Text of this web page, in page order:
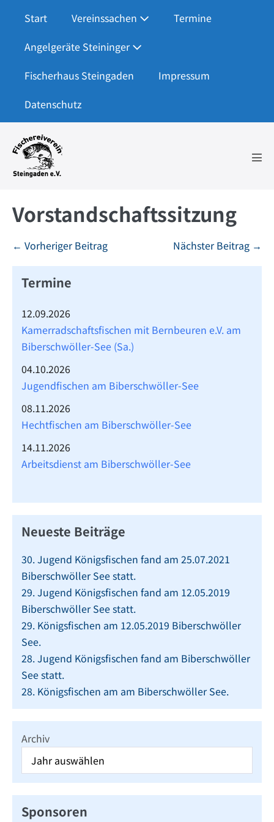
Inhalt
springen
Start Vereinssachen
Termine
Angelgeräte Steininger
Fischerhaus Steingaden
Impressum
Datenschutz
Vorstandschaftssitzung
Beitragsnavigation
← Vorheriger Beitrag Nächster Beitrag →
Termine
12.09.2026
Kamerradschaftsfischen mit Bernbeuren e.V. am
Biberschwöller-See (Sa.)
04.10.2026
Jugendfischen am Biberschwöller-See
08.11.2026
Hechtfischen am Biberschwöller-See
14.11.2026
Arbeitsdienst am Biberschwöller-See
Neueste Beiträge
30. Jugend Königsfischen fand am 25.07.2021
Biberschwöller See statt.
29. Jugend Königsfischen fand am 12.05.2019
Biberschwöller See statt.
29. Königsfischen am 12.05.2019 Biberschwöller
See.
28. Jugend Königsfischen fand am Biberschwöller
See statt.
28. Königsfischen am am Biberschwöller See.
Archiv
Sponsoren